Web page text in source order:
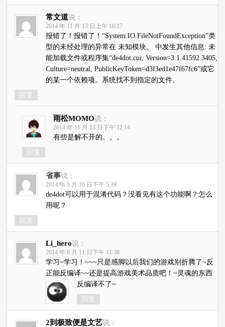
常文道说：
2014 年 11 月 13 日上午 10:17
报错了！报错了！“System.IO.FileNotFoundException”类
型的未经处理的异常在 未知模块。 中发生其他信息: 未
能加载文件或程序集“de4dot.cui, Version=3.1.41592.3405,
Culture=neutral, PublicKeyToken=d3f3ed1e47f67fc6”或它
的某一个依赖项。系统找不到指定的文件。
回复
雨松MOMO说：
2014 年 11 月 13 日下午 12:14
有些是解不开的。。。
回复
省事说：
2014 年 9 月 10 日下午 5:39
de4dot可以用于混淆代码？没看见有这个功能啊？怎么
用呢？
回复
Li_hero说：
2014 年 8 月 11 日下午 11:38
学习~学习！~~~只是感脚以后我们的游戏别折腾了~反
正能反编译~~还是提高游戏美术品质吧！~灵魂的东西
反编译不了~
回复
2到极致便是文艺说：